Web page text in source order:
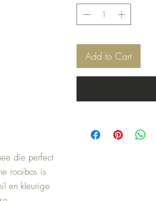
die perfect
rooibos is
en kleurige
Add to Cart